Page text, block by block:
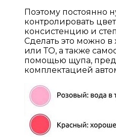
Поэтому постоянно
контролировать
консистенцию и
Сделать это можно в
или ТО, а также
помощью щупа,
комплектацией